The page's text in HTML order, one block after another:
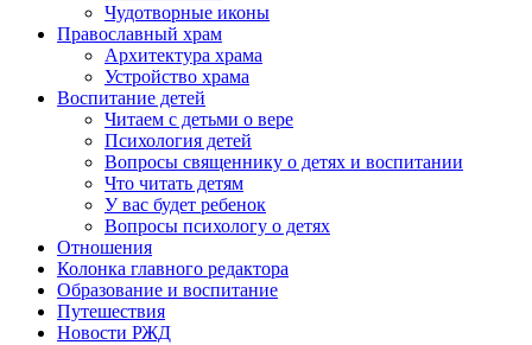
Чудотворные иконы
Православный храм
Архитектура храма
Устройство храма
Воспитание детей
Читаем с детьми о вере
Психология детей
Вопросы священнику о детях и воспитании
Что читать детям
У вас будет ребенок
Вопросы психологу о детях
Отношения
Колонка главного редактора
Образование и воспитание
Путешествия
Новости РЖД